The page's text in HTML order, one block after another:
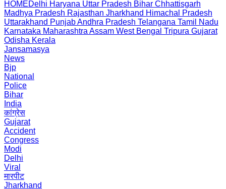
HOMEDelhi Haryana Uttar Pradesh Bihar Chhattisgarh
Madhya Pradesh Rajasthan Jharkhand Himachal Pradesh
Uttarakhand PunjabAndhra Pradesh Telangana Tamil Nadu
Karnataka Maharashtra Assam West Bengal Tripura Gujarat
Odisha Kerala
Jansamasya
News
Bjp
National
Police
Bihar
India
कांग्रेस
Gujarat
Accident
Congress
Modi
Delhi
Viral
मारपीट
Jharkhand